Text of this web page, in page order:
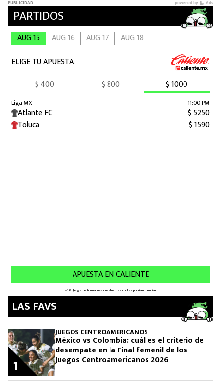
LAS FAVS
JUEGOS CENTROAMERICANOS
México vs Colombia: cuál es el criterio de
desempate en la Final femenil de los
Juegos Centroamericanos 2026
1